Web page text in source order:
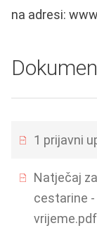
na adresi:
1 prijavni
Natječaj
cestarine
vrijeme.pdf